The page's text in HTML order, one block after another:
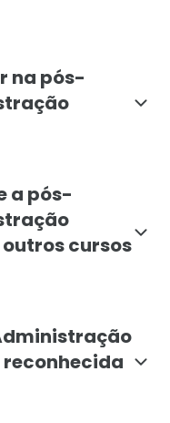
na pós-
a pós-
cursos
reconhecida